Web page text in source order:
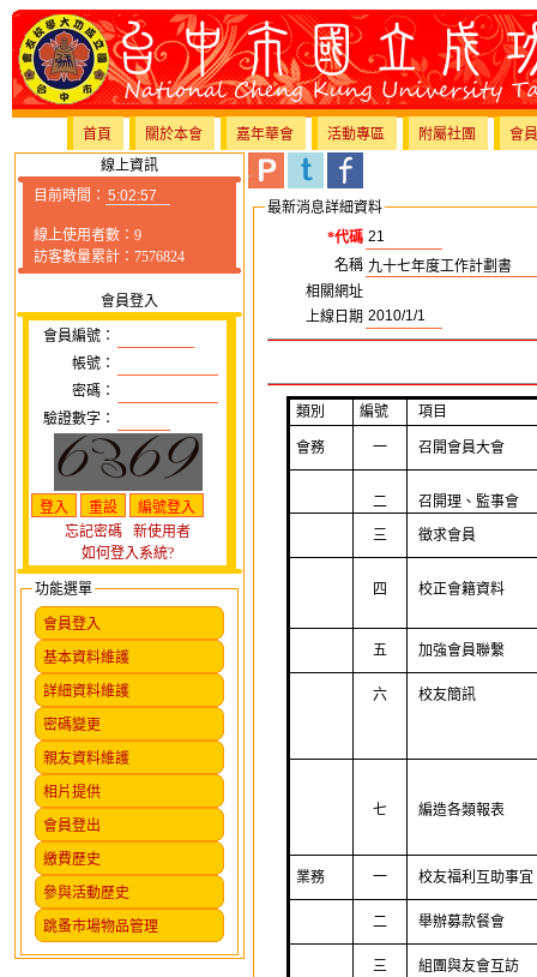
首頁 關於本會 嘉年華會 活動專區 附屬社團
會
線上資訊
目前時間：
線上使用者數：9
訪客數量累計：7576824
會員登入
會員編號：
帳號：
密碼：
驗證數字：
忘記密碼
新使用者
如何登入系統?
功能選單
會員登入
基本資料維護
詳細資料維護
密碼變更
親友資料維護
相片提供
會員登出
繳費歷史
參與活動歷史
跳蚤市場物品管理
最新消息詳細資料
*代碼
名稱
相關網址
上線日期
類別 編號 項目
會務 一 召開會員大會
二
召開理、監事會
三
徵求會員
四 校正會籍資料
五 加強會員聯繫
六 校友簡訊
七 編造各類報表
業務 一 校友福利互助事宜
二 舉辦募款餐會
三 組團與友會互訪